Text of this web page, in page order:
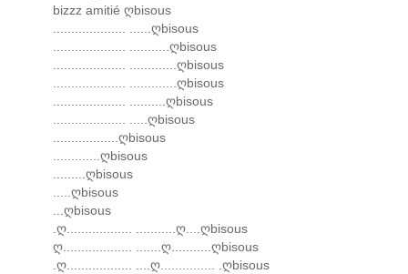
bizzz amitié ღbisous
.................... ......ღbisous
.................... ...........ღbisous
.................... .............ღbisous
.................... .............ღbisous
.................... ..........ღbisous
.................... .....ღbisous
..................ღbisous
.............ღbisous
.........ღbisous
.....ღbisous
...ღbisous
.ღ.................. ...........ღ....ღbisous
ღ................... .......ღ...........ღbisous
.ღ.................. ....ღ............... .ღbisous